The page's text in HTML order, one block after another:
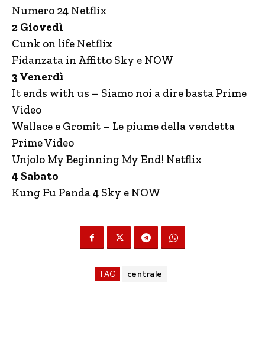
Numero 24 Netflix
2 Giovedì
Cunk on life Netflix
Fidanzata in Affitto Sky e NOW
3 Venerdì
It ends with us – Siamo noi a dire basta Prime
Video
Wallace e Gromit – Le piume della vendetta
Prime Video
Unjolo My Beginning My End! Netflix
4 Sabato
Kung Fu Panda 4 Sky e NOW
TAG centrale